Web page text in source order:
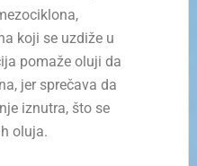
koji se uzdiže u
pomaže oluji da
jer sprečava da
iznutra, što se
oluja.